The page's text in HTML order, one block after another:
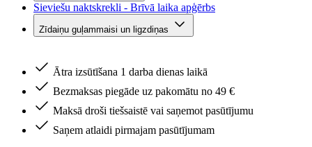
Sieviešu naktskrekli - Brīvā laika apģērbs
Zīdaiņu guļammaisi un ligzdiņas
Ātra izsūtīšana 1 darba dienas laikā
Bezmaksas piegāde uz pakomātu no 49 €
Maksā droši tiešsaistē vai saņemot pasūtījumu
Saņem atlaidi pirmajam pasūtījumam